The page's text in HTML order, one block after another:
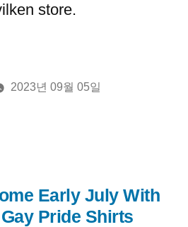
store.
2023년 09월 05일
Early July With
Pride Shirts